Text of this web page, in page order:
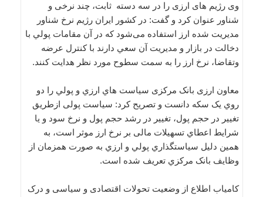
وی رژیم های ارزی را در سه دسته ثابت، چند نرخی و
شناور عنوان کرد و گفت: در کشور ایران رژیم نرخ شناور
مدیریت شده ارز استفاده می‌شود که در آن مقامات پولي با
دخالت در بازار و مديريت آن سعي دارند با کنترل عرضه
وتقاضا، نرخ ارز را به سمت سطوح مورد نظر هدايت کنند.
معاون ارزی بانک مرکزی سياست هاي ارزي و پولي را دو
روي يک سکه دانست و تصریح کرد: سياست پولی ازطريق
تغيير در حجم پول، تغيير در رشد حجم پول و نرخ سود و يا
شرايط اعطاي تسهيلات مالی بر نرخ ارز موثر است، به
همين دليل سياستگذاري پولي و ارزي به صورت همزمان از
وظايف بانک مرکزي تعريف شده است.
کامیاب اطلاع از وضعيت تحولات اقتصادی و سياسی و درک